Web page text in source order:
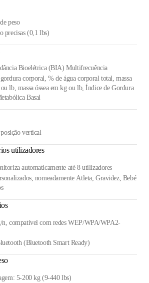
peso
precisas (0,1 lbs)
Bioelétrica (BIA) Multifrecuência
corporal, % de água corporal total, massa
lb, massa óssea em kg ou lb, Índice de Gordura
Basal
vertical
utilizadores
automaticamente até 8 utilizadores
nomeadamente Atleta, Gravidez, Bebé
compatível com redes WEP/WPA/WPA2-
(Bluetooth Smart Ready)
5-200 kg (9-440 lbs)